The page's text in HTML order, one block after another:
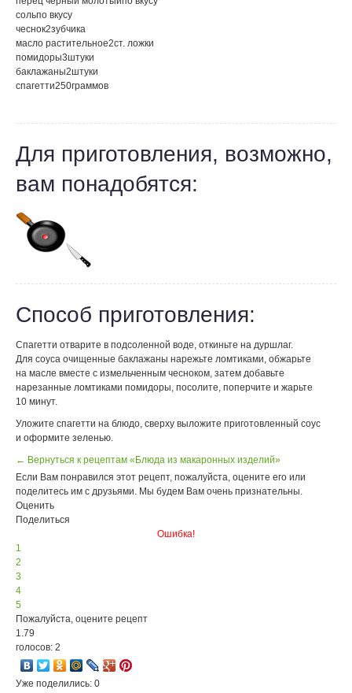
сольпо вкусу
чеснок2зубчика
масло растительное2ст. ложки
помидоры3штуки
баклажаны2штуки
спагетти250граммов
Для приготовления, возможно,
вам понадобятся:
Способ приготовления:
Спагетти отварите в подсоленной воде, откиньте на дуршлаг.
Для соуса очищенные баклажаны нарежьте ломтиками, обжарьте
на масле вместе с измельченным чесноком, затем добавьте
нарезанные ломтиками помидоры, посолите, поперчите и жарьте
10 минут.
Уложите спагетти на блюдо, сверху выложите приготовленный соус
и оформите зеленью.
← Вернуться к рецептам «Блюда из макаронных изделий»
Если Вам понравился этот рецепт, пожалуйста, оцените его или
поделитесь им с друзьями. Мы будем Вам очень признательны.
Оценить
Поделиться
Ошибка!
1
2
3
4
5
Пожалуйста, оцените рецепт
1.79
голосов: 2
Уже поделились: 0